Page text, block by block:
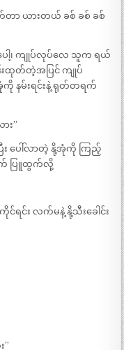
တာ ယားတယ် ခစ် ခစ် ခစ်
ါ့၊ ကျုပ်လုပ်လေ သူက ရယ်
းထုတ်တဲ့အပြင် ကျုပ်
နမ်းရင်းနဲ့ ရုတ်တရက်
း”
း ပေါ်လာတဲ့ နို့အုံကို ကြည့်
က် ပြူထွက်လို့
င်း လက်မနဲ့ နို့သီးခေါင်း
”